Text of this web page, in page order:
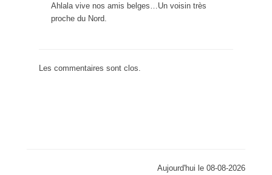
Ahlala vive nos amis belges…Un voisin très
proche du Nord.
Les commentaires sont clos.
Aujourd'hui le 08-08-2026